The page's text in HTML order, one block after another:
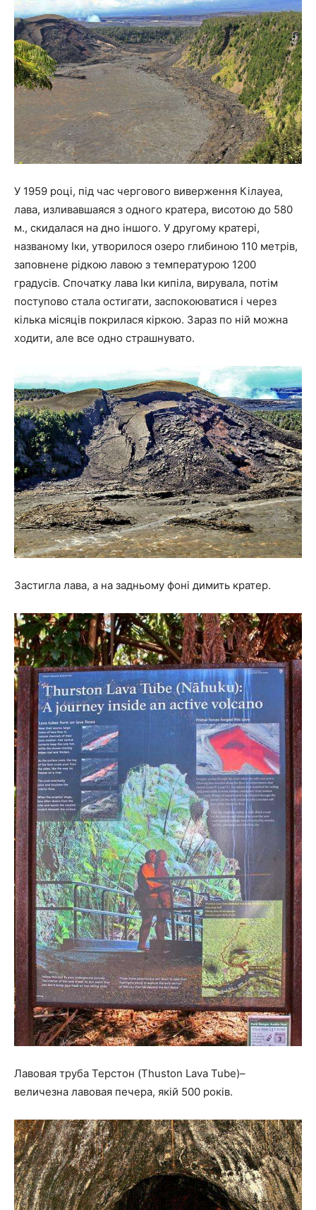
У 1959 році, під час чергового виверження Кілауеа,
лава, изливавшаяся з одного кратера, висотою до 580
м., скидалася на дно іншого. У другому кратері,
названому Іки, утворилося озеро глибиною 110 метрів,
заповнене рідкою лавою з температурою 1200
градусів. Спочатку лава Іки кипіла, вирувала, потім
поступово стала остигати, заспокоюватися і через
кілька місяців покрилася кіркою. Зараз по ній можна
ходити, але все одно страшнувато.
Застигла лава, а на задньому фоні димить кратер.
Лавовая труба Терстон (Thuston Lava Tube)–
величезна лавовая печера, якій 500 років.